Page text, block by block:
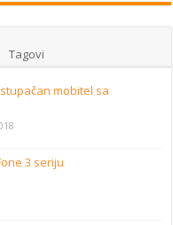
Tagovi
mobitel sa
3 seriju